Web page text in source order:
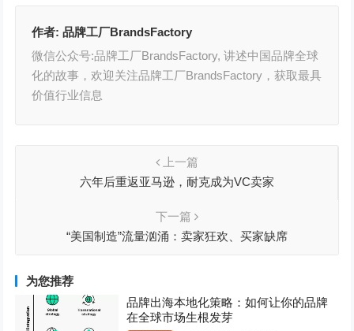
作者:品牌工厂BrandsFactory
微信公众号:品牌工厂BrandsFactory, 讲述中国品牌全球
化的故事，欢迎关注品牌工厂BrandsFactory，获取最具
价值行业信息
上一篇
六年后重返亚马逊，耐克成为VC卖家
下一篇
“美国制造”流量汹涌：卖家狂欢、买家缺席
为您推荐
品牌出海本地化策略：如何让你的品牌
在全球市场生根发芽